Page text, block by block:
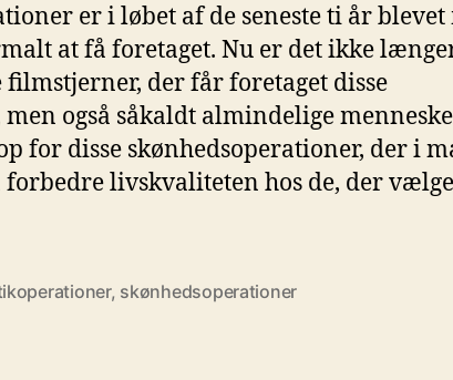
er i løbet af de seneste ti år blevet
at få foretaget. Nu er det ikke
filmstjerner, der får foretaget disse
også såkaldt almindelige
for disse skønhedsoperationer, der i
livskvaliteten hos de, der
, skønhedsoperationer